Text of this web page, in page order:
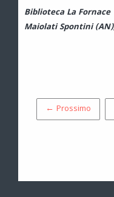
BibliotecaLaFornace
Maiolati Spontini
← Prossimo